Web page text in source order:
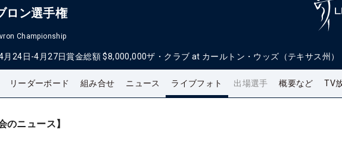
ロン選手権
Championship
月24日-4月27日賞金総額 $8,000,000ザ・クラブ at カールトン・ウッズ（テキサス州）
リーダーボード 組み合せ ニュース ライブフォト 出場選手 概要など TV
のニュース】